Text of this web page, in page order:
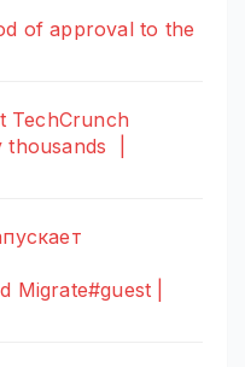
of approval to the
TechCrunch
|
|